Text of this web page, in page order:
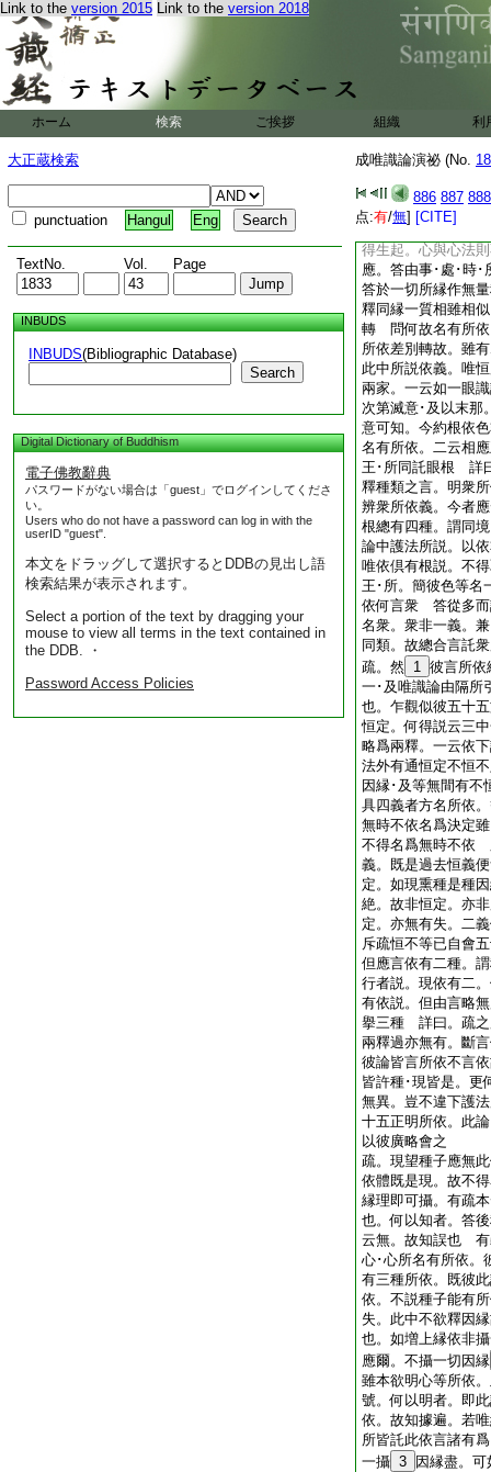
Link to the version 2015 Link to the version 2018
ホーム 検索 ご挨拶 組織 利
大正蔵検索
punctuation Hangul Eng
TextNo. Vol. Page
INBUDS
INBUDS(Bibliographic Database)
Search
Digital Dictionary of Buddhism
電子佛教辭典
パスワードがない場合は「guest」でログインしてくださ
い。
Users who do not have a password can log in with the
userID "guest".
本文をドラッグして選択するとDDBの見出し語
検索結果が表示されます。
Select a portion of the text by dragging your
mouse to view all terms in the text contained in
the DDB. ・
Password Access Policies
成唯識論演祕 (No.
886 887 888
点:有/無] [CITE]
爲其句。非彼論中
明其意而立理云。
於一切時義不符順
論不説有意 義即
疏。又若無七至依
依七。由下具明
疏。依瑜伽至説無
諸心･心法凡有幾種
名。謂有所縁･相應
別。問何故眼等亦
所縁。非眼等耶。
得生起。心與心法
應。答由事･處･時･
答於一切所縁作無
釋同縁一質相雖相
轉 問何故名有所依
所依差別轉故。雖
此中所説依義。唯
兩家。一云如一眼
次第滅意･及以末那
意可知。今約根依
名有所依。二云相
王･所同託眼根 詳
釋種類之言。明衆
辨衆所依義。今者
根總有四種。謂同
論中護法所説。以
唯依倶有根説。不
王･所。簡彼色等
依何言衆 答從多
名衆。衆非一義。
同類。故總合言託
疏。然 1 彼言所依
一･及唯識論由隔所
也。乍觀似彼五十
恒定。何得説云三
略爲兩釋。一云依
法外有通恒定不恒
因縁･及等無間有不
具四義者方名所依
無時不依名爲決定
不得名爲無時不依
義。既是過去恒義
定。如現熏種是種
絶。故非恒定。亦
定。亦無有失。二
斥疏恒不等已自會
但應言依有二種。
行者説。現依有二
有依説。但由言略
擧三種 詳曰。疏之
兩釋過亦無有。斷
彼論皆言所依不言
皆許種･現皆是。更
無異。豈不違下護
十五正明所依。此
以彼廣略會之
疏。現望種子應無
依體既是現。故不
縁理即可攝。有疏
也。何以知者。答
云無。故知誤也 有
心･心所名有所依。
有三種所依。既彼
依。不説種子能有
失。此中不欲釋因
也。如増上縁依非
應爾。不攝一切因縁
雖本欲明心等所依
號。何以明者。即
依。故知據遍。若
所皆託此依言諸有
一攝 3
因縁盡。